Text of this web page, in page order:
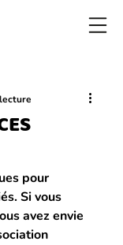
pour
Si vous
avez envie